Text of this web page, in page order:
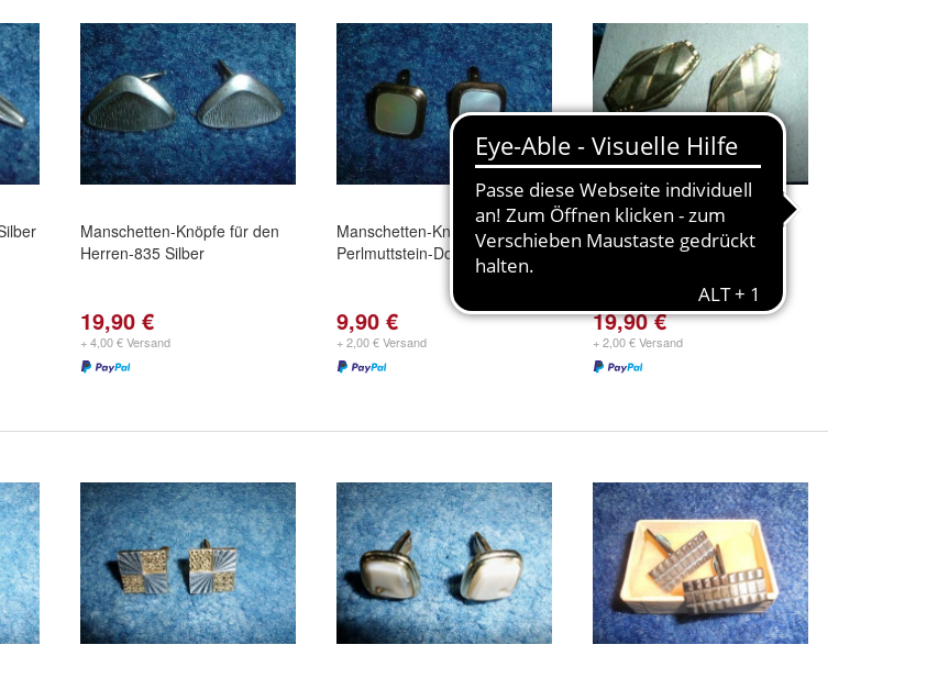
Manschetten-Knöpfe für den
Herren-835 Silber
19,90 €
+ 4,00 € Versand
Manschetten-Knöpfe mit
Perlmuttstein-Double
9,90 €
+ 2,00 € Versand
alte Manschettenknöpfe-
goldfarben-gestempelt
19,90 €
+ 2,00 € Versand